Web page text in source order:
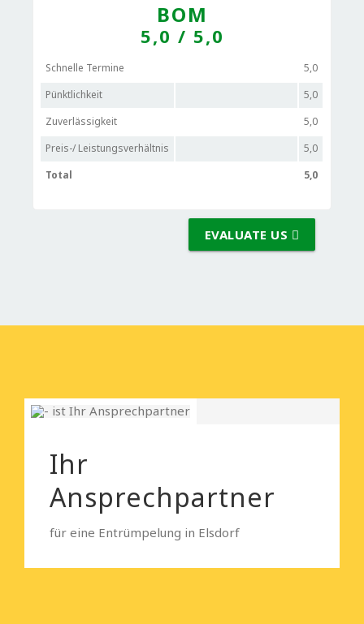
BOM
5,0 / 5,0
Schnelle Termine
5,0
Pünktlichkeit
5,0
Zuverlässigkeit
5,0
Preis-/ Leistungsverhältnis
5,0
Total
5,0
EVALUATE US
Ihr
Ansprechpartner
für eine Entrümpelung in Elsdorf